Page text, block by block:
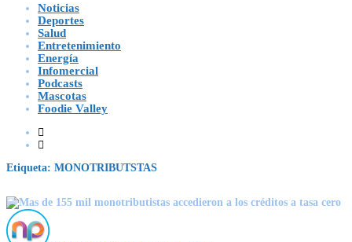
Noticias
Deportes
Salud
Entretenimiento
Energía
Infomercial
Podcasts
Mascotas
Foodie Valley
Etiqueta: MONOTRIBUTSTAS